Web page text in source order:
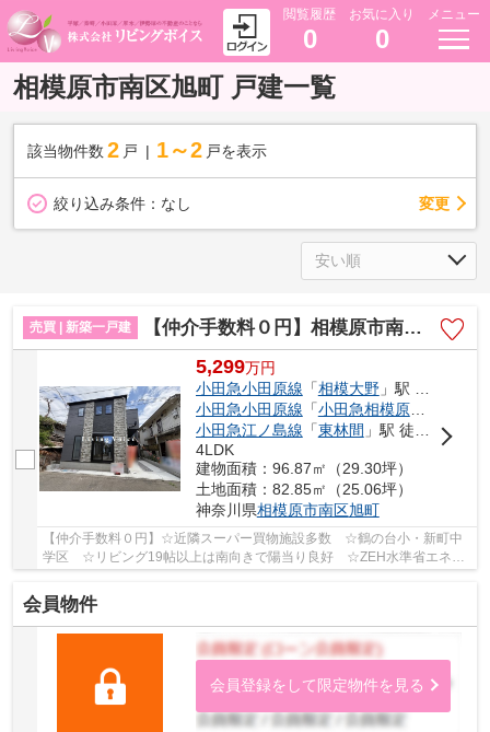
閲覧履歴
0
お気に入り
0
メニュー
相模原市南区旭町 戸建一覧
該当物件数 2 戸 1～2 戸を表示
絞り込み条件： なし 変更
売買 | 新築一戸建 【仲介手数料０円】相模原市南区旭町2期 新築一戸建て
5,299万円
小田急小田原線 「相模大野」駅 徒歩17分
小田急小田原線 「小田急相模原」駅 徒歩
小田急江ノ島線 「東林間 」駅 徒歩21分
4LDK
建物面積：96.87㎡（29.30坪）
土地面積：82.85㎡（25.06坪）
神奈川県相模原市南区旭町
【仲介手数料０円】☆近隣スーパー買物施設多数 ☆鶴の台小・新町中
学区 ☆リビング19帖以上は南向きで陽当り良好 ☆ZEH水準省エネ住
会員物件
会員登録をして限定物件を見る